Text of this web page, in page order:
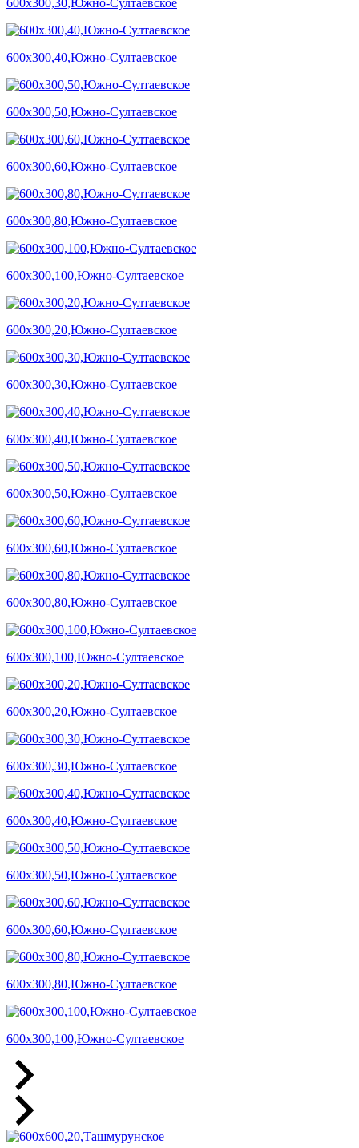
600х300,40,Южно-Султаевское
600х300,50,Южно-Султаевское
600х300,60,Южно-Султаевское
600х300,80,Южно-Султаевское
600х300,100,Южно-Султаевское
600х300,20,Южно-Султаевское
600х300,30,Южно-Султаевское
600х300,40,Южно-Султаевское
600х300,50,Южно-Султаевское
600х300,60,Южно-Султаевское
600х300,80,Южно-Султаевское
600х300,100,Южно-Султаевское
600х300,20,Южно-Султаевское
600х300,30,Южно-Султаевское
600х300,40,Южно-Султаевское
600х300,50,Южно-Султаевское
600х300,60,Южно-Султаевское
600х300,80,Южно-Султаевское
600х300,100,Южно-Султаевское